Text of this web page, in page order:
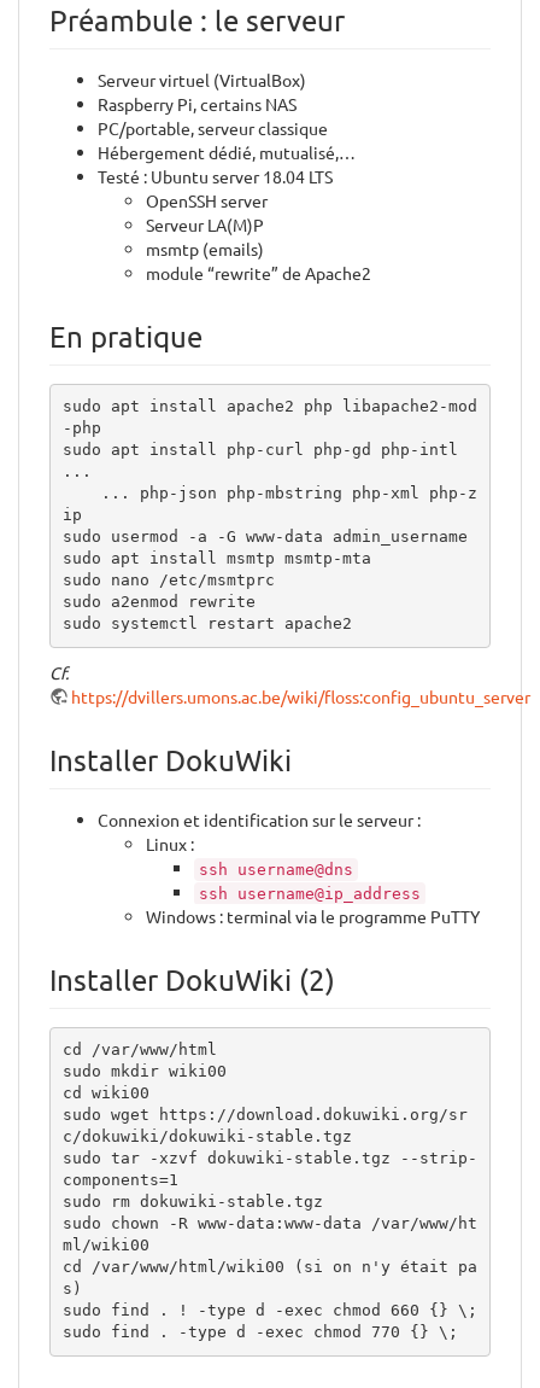
Préambule : le serveur
Serveur virtuel (VirtualBox)
Raspberry Pi, certains NAS
PC/portable, serveur classique
Hébergement dédié, mutualisé,…
Testé : Ubuntu server 18.04 LTS
OpenSSH server
Serveur LA(M)P
msmtp (emails)
module “rewrite” de Apache2
En pratique
sudo apt install apache2 php libapache2-mod
-php
sudo apt install php-curl php-gd php-intl
...
ip
sudo usermod -a -G www-data admin_username
sudo apt install msmtp msmtp-mta
sudo nano /etc/msmtprc
sudo a2enmod rewrite
sudo systemctl restart apache2
Cf.
https://dvillers.umons.ac.be/wiki/floss:config_ubuntu_server
Installer DokuWiki
Connexion et identification sur le serveur :
Linux :
ssh username@dns
ssh username@ip_address
Windows : terminal via le programme PuTTY
Installer DokuWiki (2)
cd /var/www/html
sudo mkdir wiki00
cd wiki00
sudo wget https://download.dokuwiki.org/sr
c/dokuwiki/dokuwiki-stable.tgz
sudo tar -xzvf dokuwiki-stable.tgz --strip-
components=1
sudo rm dokuwiki-stable.tgz
sudo chown -R www-data:www-data /var/www/ht
ml/wiki00
cd /var/www/html/wiki00 (si on n'y était pa
s)
sudo find . ! -type d -exec chmod 660 {} \;
sudo find . -type d -exec chmod 770 {} \;